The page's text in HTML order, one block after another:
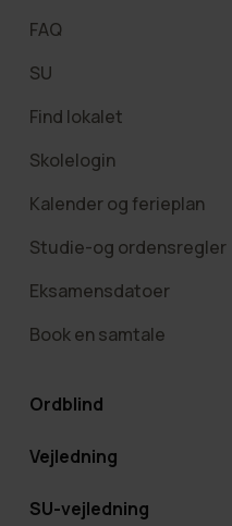
FAQ
SU
Find lokalet
Skolelogin
Kalender og ferieplan
Studie-og ordensregler
Eksamensdatoer
Book en samtale
Ordblind
Vejledning
SU-vejledning